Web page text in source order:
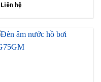
0
5
Liên hệ